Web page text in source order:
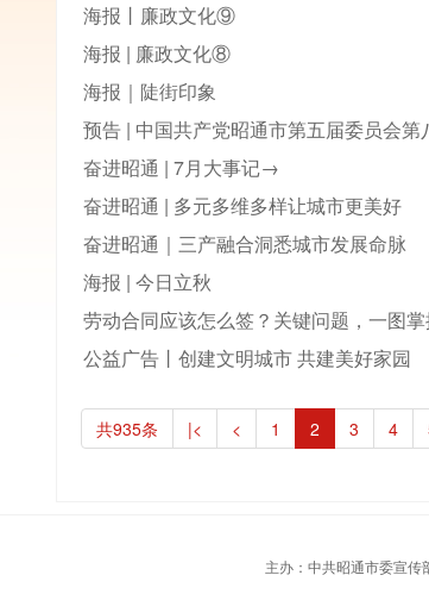
海报丨廉政文化⑨
海报 | 廉政文化⑧
海报｜陡街印象
预告 | 中国共产党昭通市第五届委员会
奋进昭通 | 7月大事记→
奋进昭通 | 多元多维多样让城市更美好
奋进昭通｜三产融合洞悉城市发展命脉
海报 | 今日立秋
劳动合同应该怎么签？关键问题，一图
公益广告丨创建文明城市 共建美好家园
共935条 |< < 1 2 3 4
主办：中共昭通市委宣